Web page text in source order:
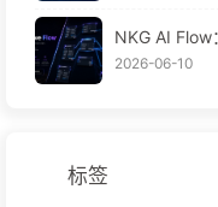
NKG AI
2026-06-10
标签